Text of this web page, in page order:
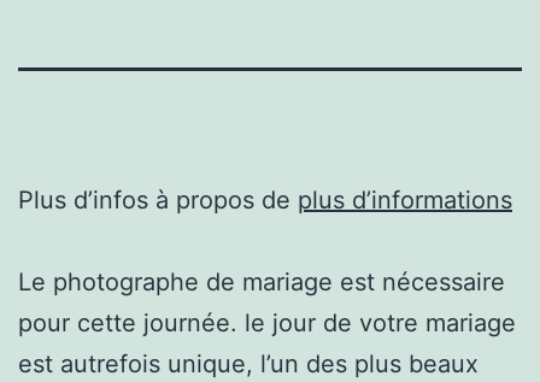
Plus d’infos à propos de plus d’informations
Le photographe de mariage est nécessaire
pour cette journée. le jour de votre mariage
est autrefois unique, l’un des plus beaux